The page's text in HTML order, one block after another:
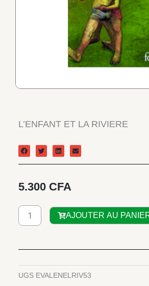
L’ENFANT ET LA RIVIERE
5.300 CFA
quantité
de
ET
RIVIERE
AJOUTER AU
UGS EVALENELRIV53